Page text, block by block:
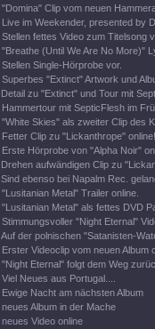
"Domina" Clip vom neuen
Live im Weekender, presented by
Stellen fettes Video zum Titelsong
"Breathe (Until We Are No More)"
Stellen Single-Hörprobe vor.
Superbes "Extinct" Artwork und
Detail zu "Extinct" und Tour mit
Hammertour mit SepticFlesh im
"White Skies" als zweiter Clip des
Fetter Clip zu "Lickanthrope" online!
Erste Hörprobe von "Alpha Noir"
Drehen aufwändigen Clip zu
Sind ebenso bei Napalm Rec.
"Lusitanian Metal" Trailer online.
"Lusitanian Metal" als fettes DVD
Stimmungsvoller "Night Eternal"
Auf der polnischen "Satanisten-
Erster Videoclip vom neuen Album
"Night Eternal" folgt dem Weg
Viel Neues aus Portugal....
Ewige Nacht am nächsten Album
neues Album in der Mache
neues Video online